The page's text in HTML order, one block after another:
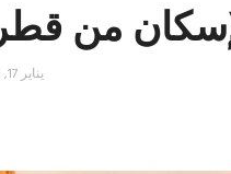
من قطر
يناير 17, 2025 - 11:19